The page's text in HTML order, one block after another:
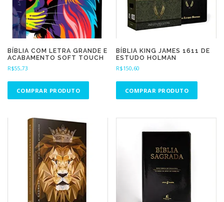
BÍBLIA COM LETRA GRANDE E
ACABAMENTO SOFT TOUCH
R$55,73
COMPRAR PRODUTO
BÍBLIA KING JAMES 1611 DE
ESTUDO HOLMAN
R$150,60
COMPRAR PRODUTO